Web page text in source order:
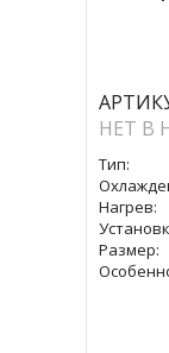
НЕТ В
Тип:
Нагрев:
Размер: